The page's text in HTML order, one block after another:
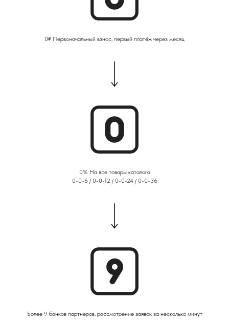
0₽ Первоначальный взнос, первый платёж через месяц
0% На все товары каталога
0-0-6 / 0-0-12 / 0-0-24 / 0-0-36
Более 9 банков партнеров, рассмотрение заявок за несколько минут